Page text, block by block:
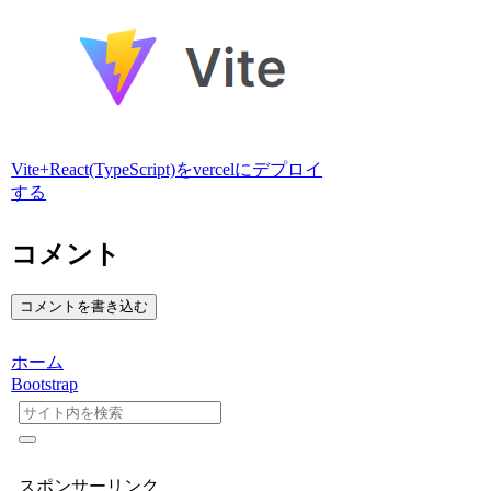
Vite+React(TypeScript)をvercelにデプロイ
する
コメント
コメントを書き込む
ホーム
Bootstrap
スポンサーリンク